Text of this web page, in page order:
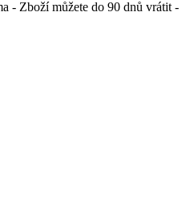
- Zboží můžete do 90 dnů vrátit -